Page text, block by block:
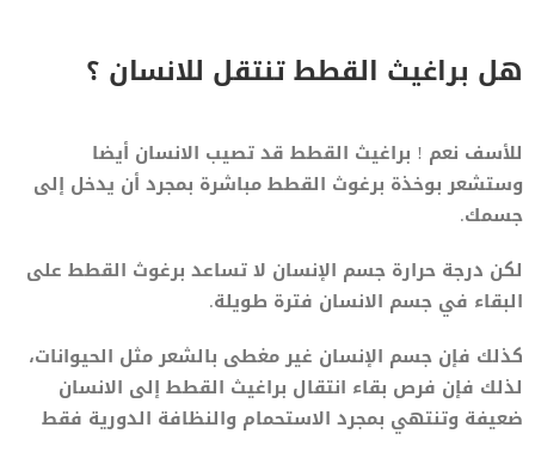
هل براغيث القطط تنتقل للانسان ؟
للأسف نعم ! براغيث القطط قد تصيب الانسان أيضا
وستشعر بوخذة برغوث القطط مباشرة بمجرد أن يدخل إلى
جسمك.
لكن درجة حرارة جسم الإنسان لا تساعد برغوث القطط على
البقاء في جسم الانسان فترة طويلة.
كذلك فإن جسم الإنسان غير مغطى بالشعر مثل الحيوانات،
لذلك فإن فرص بقاء انتقال براغيث القطط إلى الانسان
ضعيفة وتنتهي بمجرد الاستحمام والنظافة الدورية فقط